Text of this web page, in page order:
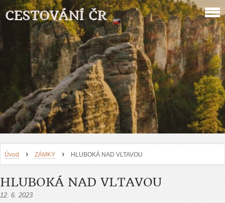
CESTOVÁNÍ ČR
Úvod › ZÁMKY › HLUBOKÁ NAD VLTAVOU
HLUBOKÁ NAD VLTAVOU
12. 6. 2023